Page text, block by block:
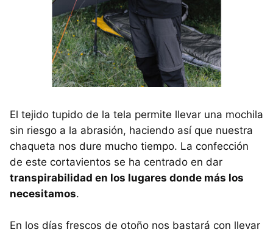
El tejido tupido de la tela permite llevar una mochila
sin riesgo a la abrasión, haciendo así que nuestra
chaqueta nos dure mucho tiempo. La confección
de este cortavientos se ha centrado en dar
transpirabilidad en los lugares donde más los
necesitamos.
En los días frescos de otoño nos bastará con llevar